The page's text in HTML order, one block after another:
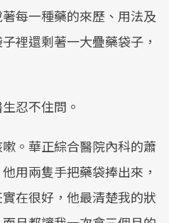
每一種藥的來歷、用法及
裡還剩著一大疊藥袋子，
忍不住問。
嗽。華正綜合醫院內科的蕭
用兩隻手把藥袋捧出來，
在很好，他最清楚我的狀